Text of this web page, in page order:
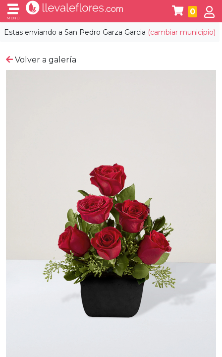
Estas enviando a San Pedro Garza Garcia (cambiar municipio)
MENÚ
0
Volver a galería